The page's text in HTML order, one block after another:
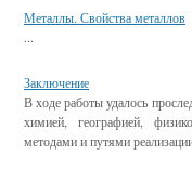
Металлы. Свойства металлов
...
Заключение
В ходе работы удалось
химией, географией,
методами и путями